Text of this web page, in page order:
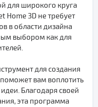
для широкого круга
Home 3D не требует
в области дизайна
выбором как для
для создания
вам воплотить
Благодаря своей
эта программа